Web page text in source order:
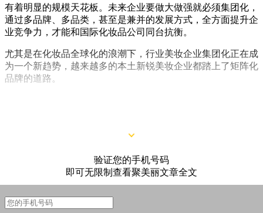
有着明显的规模天花板。未来企业要做大做强就必须集团化，
通过多品牌、多品类，甚至是兼并的发展方式，全方面提升企
业竞争力，才能和国际化妆品公司同台抗衡。
尤其是在化妆品全球化的浪潮下，行业美妆企业集团化正在成
为一个新趋势，越来越多的本土新锐美妆企业都踏上了矩阵化
品牌的道路。
验证您的手机号码
即可无限制查看聚美丽文章全文